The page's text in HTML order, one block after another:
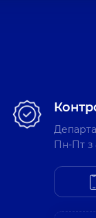
Пн-Пт з